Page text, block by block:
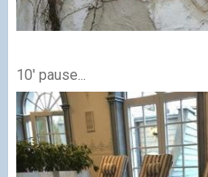
10' pause...